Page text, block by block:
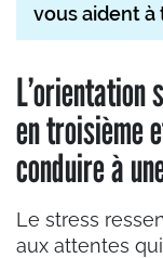
vous aident à
L’orientation
en troisième
conduire à
Le stress
aux attentes